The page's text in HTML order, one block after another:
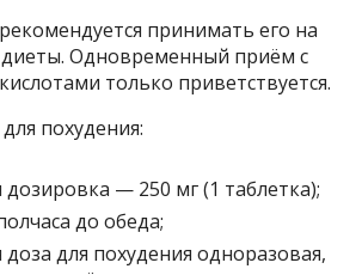
принимать его на
Одновременный приём с
только приветствуется.
похудения:
дозировка — 250 мг (1 таблетка);
до обеда;
доза для похудения одноразовая,